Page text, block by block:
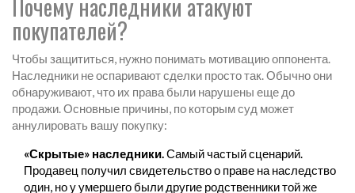
Почему наследники атакуют
покупателей?
Чтобы защититься, нужно понимать мотивацию оппонента.
Наследники не оспаривают сделки просто так. Обычно они
обнаруживают, что их права были нарушены еще до
продажи. Основные причины, по которым суд может
аннулировать вашу покупку:
«Скрытые» наследники.Самый частый сценарий.
Продавец получил свидетельство о праве на наследство
один, но у умершего были другие родственники той же